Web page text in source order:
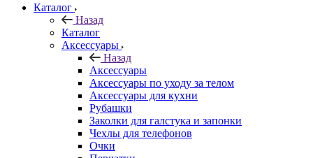
Каталог
Назад
Каталог
Аксессуары
Назад
Аксессуары
Аксессуары по уходу за телом
Аксессуары для кухни
Рубашки
Заколки для галстука и запонки
Чехлы для телефонов
Очки